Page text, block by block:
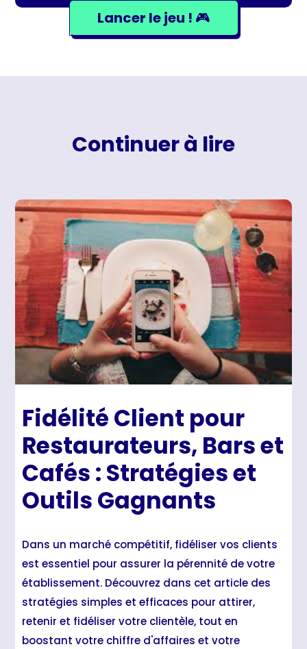
Lancer le jeu ! 🎮
Continuer à lire
Fidélité Client pour
Restaurateurs, Bars et
Cafés : Stratégies et
Outils Gagnants
Dans un marché compétitif, fidéliser vos clients
est essentiel pour assurer la pérennité de votre
établissement. Découvrez dans cet article des
stratégies simples et efficaces pour attirer,
retenir et fidéliser votre clientèle, tout en
boostant votre chiffre d'affaires et votre